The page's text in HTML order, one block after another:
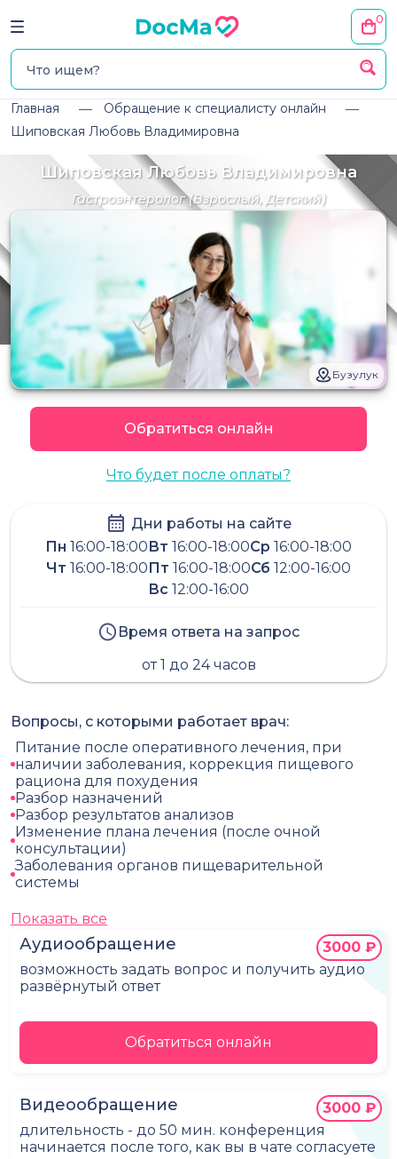
0
Главная
Обращение к специалисту онлайн
Шиповская Любовь Владимировна
Шиповская Любовь Владимировна
Гастроэнтеролог(Взрослый, Детский)
Бузулук
Обратиться онлайн
Что будет после оплаты?
Дни работы на сайте
Пн 16:00-18:00 Вт 16:00-18:00Ср 16:00-18:00
Чт 16:00-18:00 Пт 16:00-18:00Сб 12:00-16:00
Вс 12:00-16:00
Время ответа на запрос
от 1 до 24 часов
Аудиообращение
возможность задать вопрос и получить аудио
развёрнутый ответ
3000 ₽
Обратиться онлайн
Видеообращение
длительность - до 50 мин. конференция
начинается после того, как вы в чате согласуете
3000 ₽
Вопросы, с которыми работает врач:
Питание после оперативного лечения, при
наличии заболевания, коррекция пищевого
рациона для похудения
Разбор назначений
Разбор результатов анализов
Изменение плана лечения (после очной
консультации)
Заболевания органов пищеварительной
системы
Показать все